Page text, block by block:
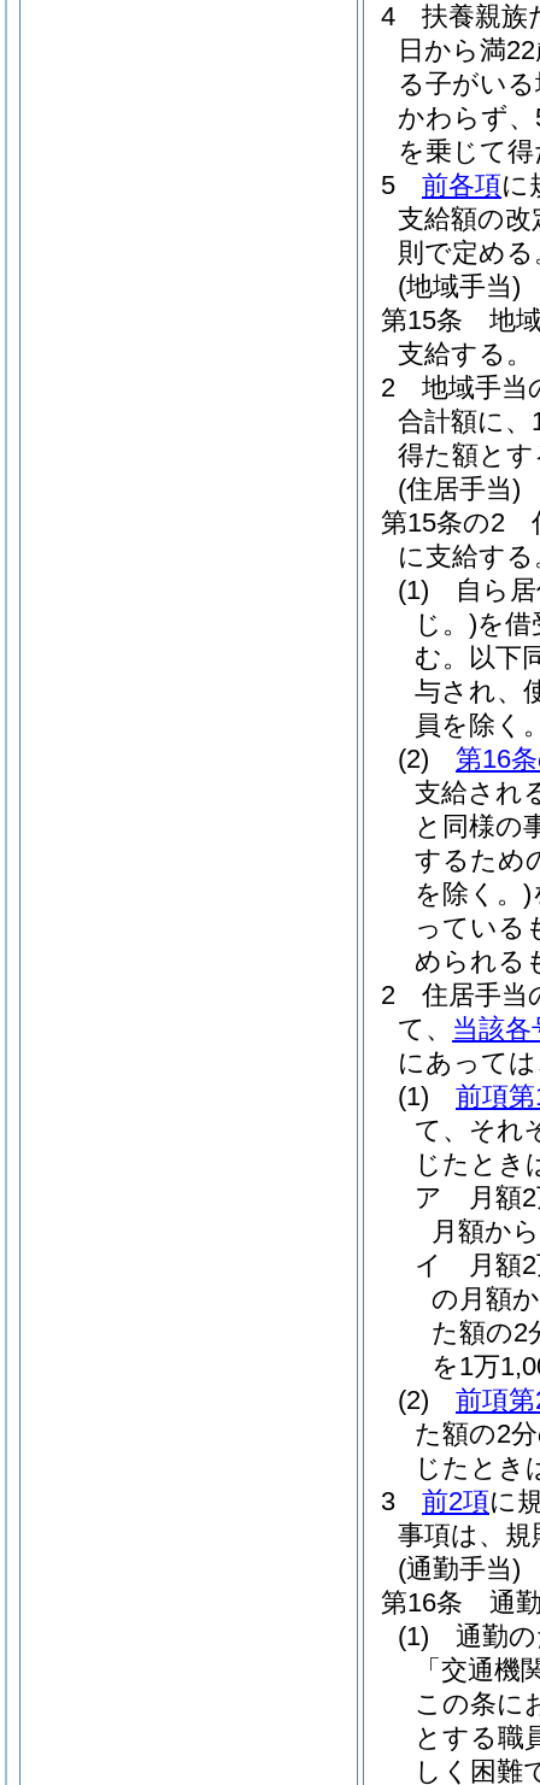
4
扶養親族
日から満
る子がい
かわらず
を乗じて
5
前各項に
支給額の
則で定める
(地域手当)
第15条
地
支給する。
2
地域手当
合計額に
得た額とす
(住居手当)
第15条の2
に支給する
(1)
自ら
じ。)を借
む。以下
与され、
員を除く
(2)
第16
支給され
と同様の
するため
を除く。)
っている
められる
2
住居手当
て、 当該各
にあって
(1)
前項
て、それ
じたとき
ア
月額
月額か
イ
月額
の月額
た額の2
を1万
(2)
前項
た額の2
じたとき
3
前2項に
事項は、
(通勤手当)
第16条
通
(1)
通勤
「交通機
この条に
とする職
しく困難